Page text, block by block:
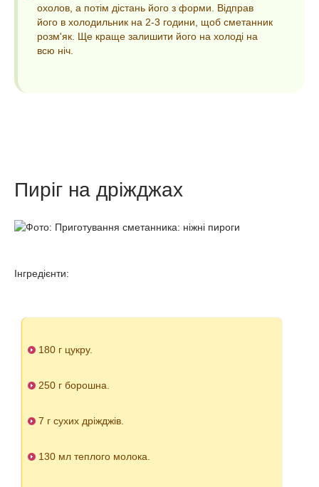
охолов, а потім дістань його з форми. Відправ
його в холодильник на 2-3 години, щоб сметанник
розм'як. Ще краще залишити його на холоді на
всю ніч.
Пиріг на дріжджах
Інгредієнти:
180 г цукру.
250 г борошна.
7 г сухих дріжджів.
130 мл теплого молока.